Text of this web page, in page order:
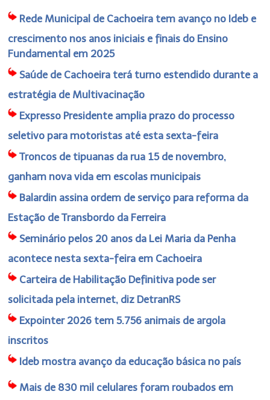
Rede Municipal de Cachoeira tem avanço no Ideb e
crescimento nos anos iniciais e finais do Ensino
Fundamental em 2025
Saúde de Cachoeira terá turno estendido durante a
estratégia de Multivacinação
Expresso Presidente amplia prazo do processo
seletivo para motoristas até esta sexta-feira
Troncos de tipuanas da rua 15 de novembro,
ganham nova vida em escolas municipais
Balardin assina ordem de serviço para reforma da
Estação de Transbordo da Ferreira
Seminário pelos 20 anos da Lei Maria da Penha
acontece nesta sexta-feira em Cachoeira
Carteira de Habilitação Definitiva pode ser
solicitada pela internet, diz DetranRS
Expointer 2026 tem 5.756 animais de argola
inscritos
Ideb mostra avanço da educação básica no país
Mais de 830 mil celulares foram roubados em